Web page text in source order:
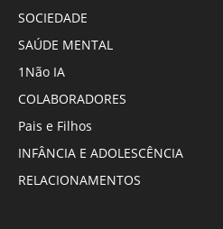
SOCIEDADE
SAÚDE MENTAL
1Não IA
COLABORADORES
Pais e Filhos
INFÂNCIA E ADOLESCÊNCIA
RELACIONAMENTOS